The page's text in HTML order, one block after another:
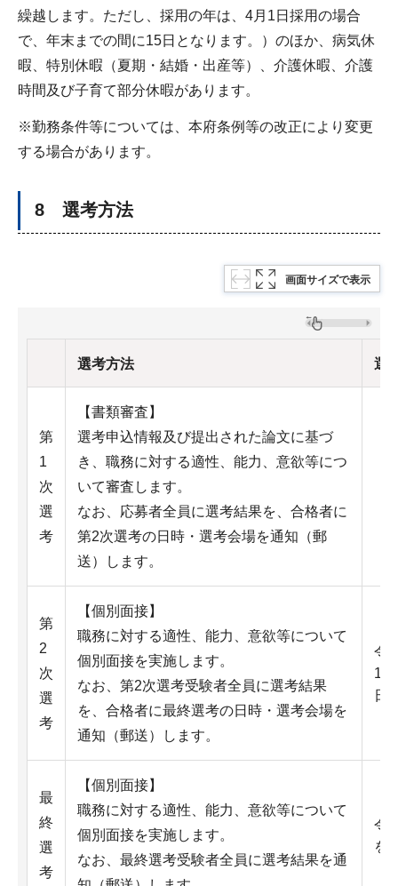
繰越します。ただし、採用の年は、4月1日採用の場合
で、年末までの間に15日となります。）のほか、病気休
暇、特別休暇（夏期・結婚・出産等）、介護休暇、介護
時間及び子育て部分休暇があります。
※勤務条件等については、本府条例等の改正により変更
する場合があります。
8 選考方法
画面サイズで表示
選考方法 選
第
1
次
選
考
【書類審査】
選考申込情報及び提出された論文に基づ
き、職務に対する適性、能力、意欲等につ
いて審査します。
なお、応募者全員に選考結果を、合格者に
第2次選考の日時・選考会場を通知（郵
送）します。
第
2
次
選
考
【個別面接】
職務に対する適性、能力、意欲等について
個別面接を実施します。
なお、第2次選考受験者全員に選考結果
を、合格者に最終選考の日時・選考会場を
通知（郵送）します。
令
12
日
最
終
選
考
【個別面接】
職務に対する適性、能力、意欲等について
個別面接を実施します。
なお、最終選考受験者全員に選考結果を通
令
を